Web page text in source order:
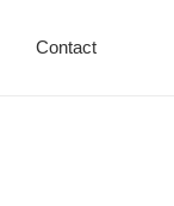
Contact